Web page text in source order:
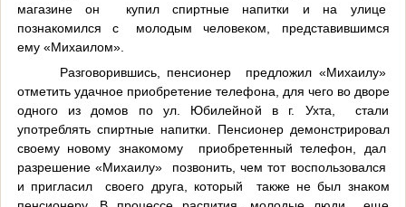
магазине он купил спиртные напитки и на улице
познакомился с молодым человеком, представившимся
ему «Михаилом».
Разговорившись, пенсионер предложил «Михаилу»
отметить удачное приобретение телефона, для чего во дворе
одного из домов по ул. Юбилейной в г. Ухта, стали
употреблять спиртные напитки. Пенсионер демонстрировал
своему новому знакомому приобретенный телефон, дал
разрешение «Михаилу» позвонить, чем тот воспользовался
и пригласил своего друга, который также не был знаком